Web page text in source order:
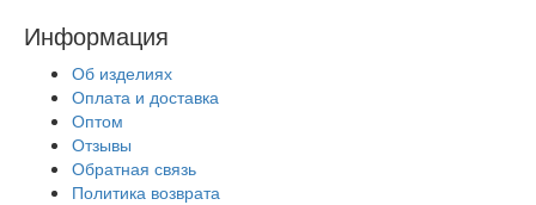
Информация
Об изделиях
Оплата и доставка
Оптом
Отзывы
Обратная связь
Политика возврата